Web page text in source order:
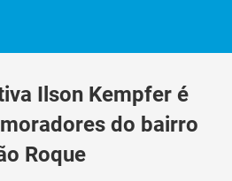
Ilson Kempfer é
do bairro
Roque